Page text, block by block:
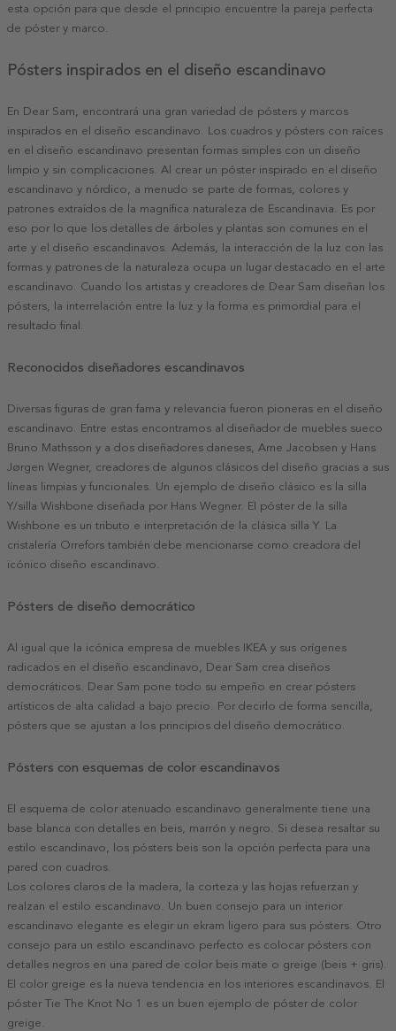
esta opción para que desde el principio encuentre la pareja perfecta
de póster y marco.
Pósters inspirados en el diseño escandinavo
En Dear Sam, encontrará una gran variedad de pósters y marcos
inspirados en el diseño escandinavo. Los cuadros y pósters con raíces
en el diseño escandinavo presentan formas simples con un diseño
limpio y sin complicaciones. Al crear un póster inspirado en el diseño
escandinavo y nórdico, a menudo se parte de formas, colores y
patrones extraídos de la magnífica naturaleza de Escandinavia. Es por
eso por lo que los detalles de árboles y plantas son comunes en el
arte y el diseño escandinavos. Además, la interacción de la luz con las
formas y patrones de la naturaleza ocupa un lugar destacado en el arte
escandinavo. Cuando los artistas y creadores de Dear Sam diseñan los
pósters, la interrelación entre la luz y la forma es primordial para el
resultado final.
Reconocidos diseñadores escandinavos
Diversas figuras de gran fama y relevancia fueron pioneras en el diseño
escandinavo. Entre estas encontramos al diseñador de muebles sueco
Bruno Mathsson y a dos diseñadores daneses, Arne Jacobsen y Hans
Jørgen Wegner, creadores de algunos clásicos del diseño gracias a sus
líneas limpias y funcionales. Un ejemplo de diseño clásico es la silla
Y/silla Wishbone diseñada por Hans Wegner. El póster de la silla
Wishbone es un tributo e interpretación de la clásica silla Y. La
cristalería Orrefors también debe mencionarse como creadora del
icónico diseño escandinavo.
Pósters de diseño democrático
Al igual que la icónica empresa de muebles IKEA y sus orígenes
radicados en el diseño escandinavo, Dear Sam crea diseños
democráticos. Dear Sam pone todo su empeño en crear pósters
artísticos de alta calidad a bajo precio. Por decirlo de forma sencilla,
pósters que se ajustan a los principios del diseño democrático.
Pósters con esquemas de color escandinavos
El esquema de color atenuado escandinavo generalmente tiene una
base blanca con detalles en beis, marrón y negro. Si desea resaltar su
estilo escandinavo, los pósters beis son la opción perfecta para una
pared con cuadros.
Los colores claros de la madera, la corteza y las hojas refuerzan y
realzan el estilo escandinavo. Un buen consejo para un interior
escandinavo elegante es elegir un ekram ligero para sus pósters. Otro
consejo para un estilo escandinavo perfecto es colocar pósters con
detalles negros en una pared de color beis mate o greige (beis + gris).
El color greige es la nueva tendencia en los interiores escandinavos. El
póster Tie The Knot No 1 es un buen ejemplo de póster de color
greige.